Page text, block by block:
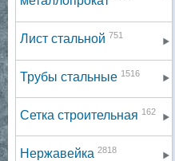
Лист стальной 751
Трубы стальные 1516
Сетка строительная 162
Нержавейка 2818